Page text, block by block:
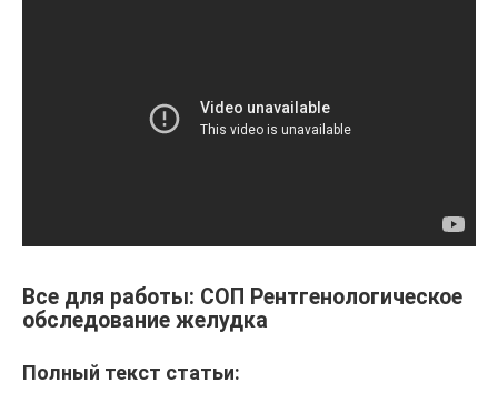
Все для работы: СОП Рентгенологическое
обследование желудка
Полный текст статьи: